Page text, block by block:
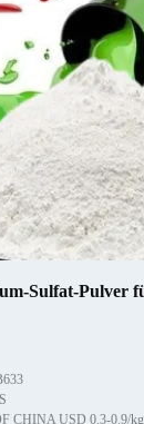
Sulfat-Pulver
CHINA USD 0.3-0.9/kg